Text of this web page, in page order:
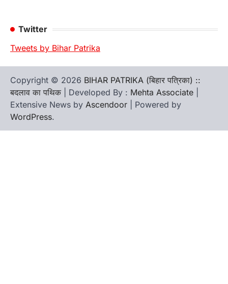
Twitter
Tweets by Bihar Patrika
Copyright © 2026 BIHAR PATRIKA (बिहार पत्रिका) ::
बदलाव का पथिक | Developed By : Mehta Associate
Extensive News by Ascendoor | Powered by
WordPress.